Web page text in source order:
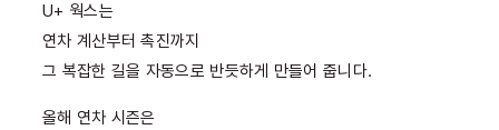
U+ 웍스는
연차 계산부터 촉진까지
그 복잡한 길을 자동으로 반듯하게 만들어 줍니다.
올해 연차 시즌은